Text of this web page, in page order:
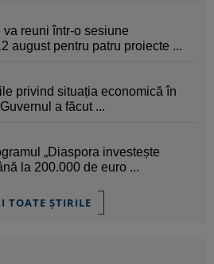
reuni într-o sesiune
august pentru patru proiecte ...
privind situația economică în
a făcut ...
„Diaspora investește
la 200.000 de euro ...
TOATE ȘTIRILE